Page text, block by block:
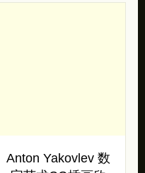
Anton Yakovlev 数